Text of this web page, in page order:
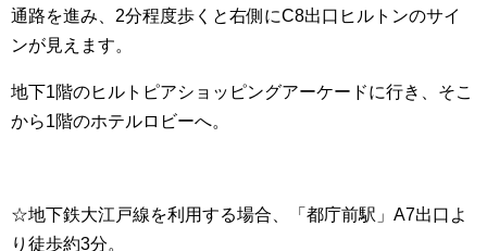
通路を進み、2分程度歩くと右側にC8出口ヒルトンのサイ
ンが見えます。
地下1階のヒルトピアショッピングアーケードに行き、そこ
から1階のホテルロビーへ。
☆地下鉄大江戸線を利用する場合、「都庁前駅」A7出口よ
り徒歩約3分。